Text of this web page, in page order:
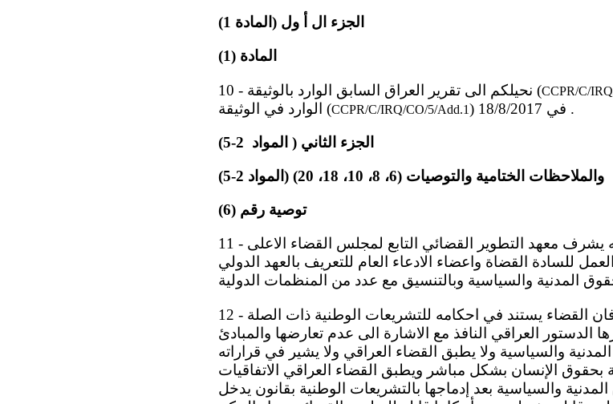
الجزء ال أ ول (المادة 1)
المادة (1)
10 - نحيلكم الى تقرير العراق السابق الوارد بالوثيقة (CCPR/C/IRQ
الوارد في الوثيقة (CCPR/C/IRQ/CO/5/Add.1 ) في 18/8/2017 .
الجزء الثاني ( المواد ­ 2-5)
(المواد 2-5) والملاحظات الختامية والتوصيات (6، 8، 10، 18، 20)
توصية رقم (6)
11 - فيما يخص التوعية بالعهد وتطبيق احكامه يشرف معهد التطوير القضائي التابع لمجلس القضاء الاعلى
للسادة القضاة واعضاء الادعاء العام للتعريف بالعهد الدولي
12 - فيما يخص تطبيق احكام العهد فان القضاء يستند في احكامه للتشريعات الوطنية ذات الصلة
الدستور العراقي النافذ مع الاشارة الى عدم تعارضها والمبادئ
والسياسية ولا يطبق القضاء العراقي ولا يشير في قراراته
الإنسان بشكل مباشر ويطبق القضاء العراقي الاتفاقيات
والسياسية بعد إدماجها بالتشريعات الوطنية بقانون يدخل